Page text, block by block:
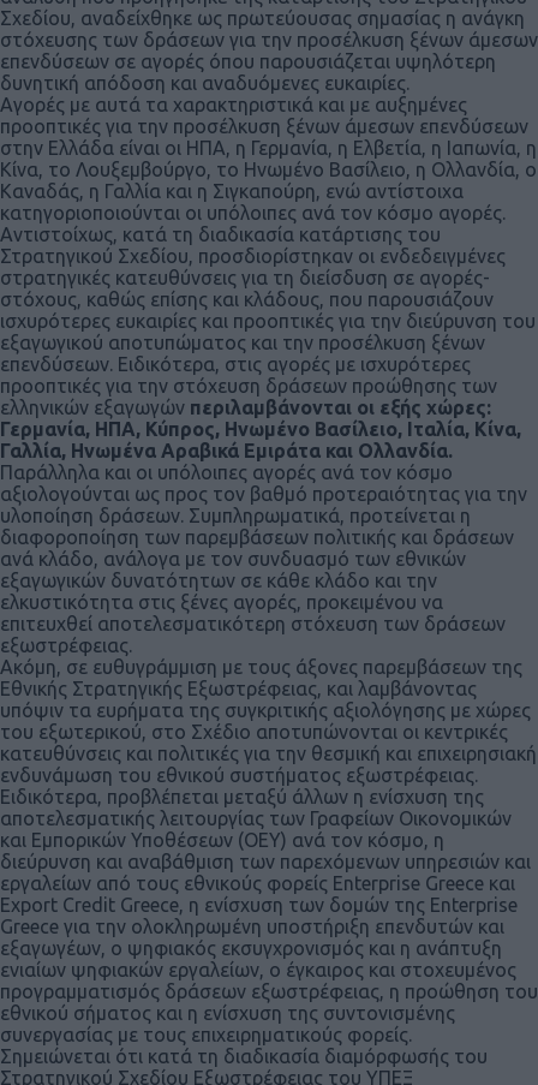
Σχεδίου, αναδείχθηκε ως πρωτεύουσας σημασίας η ανάγκη
στόχευσης των δράσεων για την προσέλκυση ξένων άμεσων
επενδύσεων σε αγορές όπου παρουσιάζεται υψηλότερη
δυνητική απόδοση και αναδυόμενες ευκαιρίες.
Αγορές με αυτά τα χαρακτηριστικά και με αυξημένες
προοπτικές για την προσέλκυση ξένων άμεσων επενδύσεων
στην Ελλάδα είναι οι ΗΠΑ, η Γερμανία, η Ελβετία, η Ιαπωνία, η
Κίνα, το Λουξεμβούργο, το Ηνωμένο Βασίλειο, η Ολλανδία, ο
Καναδάς, η Γαλλία και η Σιγκαπούρη, ενώ αντίστοιχα
κατηγοριοποιούνται οι υπόλοιπες ανά τον κόσμο αγορές.
Αντιστοίχως, κατά τη διαδικασία κατάρτισης του
Στρατηγικού Σχεδίου, προσδιορίστηκαν οι ενδεδειγμένες
στρατηγικές κατευθύνσεις για τη διείσδυση σε αγορές-
στόχους, καθώς επίσης και κλάδους, που παρουσιάζουν
ισχυρότερες ευκαιρίες και προοπτικές για την διεύρυνση του
εξαγωγικού αποτυπώματος και την προσέλκυση ξένων
επενδύσεων. Ειδικότερα, στις αγορές με ισχυρότερες
προοπτικές για την στόχευση δράσεων προώθησης των
ελληνικών εξαγωγών περιλαμβάνονται οι εξής χώρες:
Γερμανία, ΗΠΑ, Κύπρος, Ηνωμένο Βασίλειο, Ιταλία, Κίνα,
Γαλλία, Ηνωμένα Αραβικά Εμιράτα και Ολλανδία.
Παράλληλα και οι υπόλοιπες αγορές ανά τον κόσμο
αξιολογούνται ως προς τον βαθμό προτεραιότητας για την
υλοποίηση δράσεων. Συμπληρωματικά, προτείνεται η
διαφοροποίηση των παρεμβάσεων πολιτικής και δράσεων
ανά κλάδο, ανάλογα με τον συνδυασμό των εθνικών
εξαγωγικών δυνατότητων σε κάθε κλάδο και την
ελκυστικότητα στις ξένες αγορές, προκειμένου να
επιτευχθεί αποτελεσματικότερη στόχευση των δράσεων
εξωστρέφειας.
Ακόμη, σε ευθυγράμμιση με τους άξονες παρεμβάσεων της
Εθνικής Στρατηγικής Εξωστρέφειας, και λαμβάνοντας
υπόψιν τα ευρήματα της συγκριτικής αξιολόγησης με χώρες
του εξωτερικού, στο Σχέδιο αποτυπώνονται οι κεντρικές
κατευθύνσεις και πολιτικές για την θεσμική και επιχειρησιακή
ενδυνάμωση του εθνικού συστήματος εξωστρέφειας.
Ειδικότερα, προβλέπεται μεταξύ άλλων η ενίσχυση της
αποτελεσματικής λειτουργίας των Γραφείων Οικονομικών
και Εμπορικών Υποθέσεων (ΟΕΥ) ανά τον κόσμο, η
διεύρυνση και αναβάθμιση των παρεχόμενων υπηρεσιών και
εργαλείων από τους εθνικούς φορείς Enterprise Greece και
Export Credit Greece, η ενίσχυση των δομών της Enterprise
Greece για την ολοκληρωμένη υποστήριξη επενδυτών και
εξαγωγέων, ο ψηφιακός εκσυγχρονισμός και η ανάπτυξη
ενιαίων ψηφιακών εργαλείων, ο έγκαιρος και στοχευμένος
προγραμματισμός δράσεων εξωστρέφειας, η προώθηση του
εθνικού σήματος και η ενίσχυση της συντονισμένης
συνεργασίας με τους επιχειρηματικούς φορείς.
Σημειώνεται ότι κατά τη διαδικασία διαμόρφωσής του
Στρατηγικού Σχεδίου Εξωστρέφειας του ΥΠΕΞ